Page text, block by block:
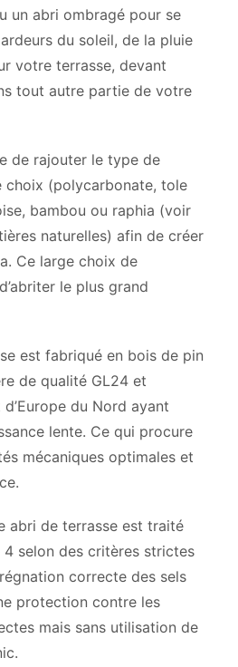
un abri ombragé pour se
du soleil, de la pluie
votre terrasse, devant
tout autre partie de votre
de rajouter le type de
(polycarbonate, tole
bambou ou raphia (voir
naturelles) afin de créer
Ce large choix de
le plus grand
est fabriqué en bois de pin
de qualité GL24 et
du Nord ayant
lente. Ce qui procure
mécaniques optimales et
abri de terrasse est traité
selon des critères strictes
correcte des sels
protection contre les
mais sans utilisation de